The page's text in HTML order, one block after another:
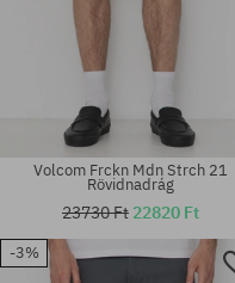
Elérhető méretek:
Volcom Frckn Mdn Strch 21
Rövidnadrág
23730 Ft 22820 Ft
-3%